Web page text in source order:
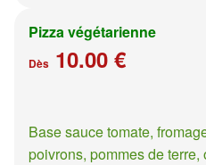
Pizza végétarienne
Dès 10.00 €
Base sauce tomate,
poivrons, pommes de terre,